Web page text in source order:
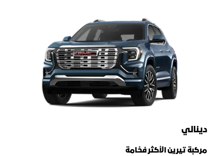
دينالي
مركبة تيرين الأكثر فخامة